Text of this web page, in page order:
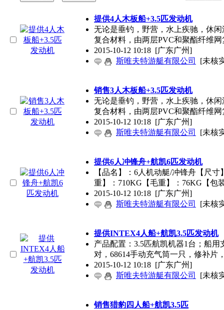
提供4人木板船+3.5匹发动机
无论是垂钓，野营，水上疾驰，休
复合材料，由两层PVC和聚酯纤维网
2015-10-12 10:18 [广东广州]
斯唯夫特游艇有限公司
[未核
销售3人木板船+3.5匹发动机
无论是垂钓，野营，水上疾驰，休
复合材料，由两层PVC和聚酯纤维网
2015-10-12 10:18 [广东广州]
斯唯夫特游艇有限公司
[未核
提供6人冲锋舟+航凯6匹发动机
【品名】：6人机动艇/冲锋舟【尺
重】：710KG【毛重】：76KG【包
2015-10-12 10:18 [广东广州]
斯唯夫特游艇有限公司
[未核
提供INTEX4人船+航凯3.5匹发动机
产品配置：3.5匹航凯机器1台；船
对，68614手动充气筒一只，修补片
2015-10-12 10:18 [广东广州]
斯唯夫特游艇有限公司
[未核
销售猎豹四人船+航凯3.5匹